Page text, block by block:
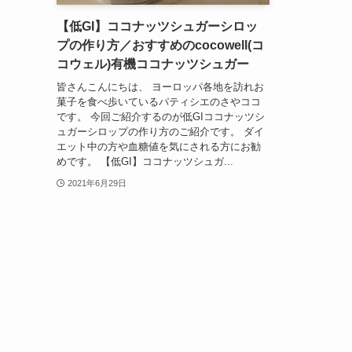
【低GI】ココナッツシュガーシロッ
プの作り方／おすすめのcocowell(コ
コウェル)有機ココナッツシュガー
皆さんこんにちは、 ヨーロッパ各地を訪れお
菓子を食べ歩いているパティシエのさやココ
です。 今回ご紹介するのが低GIココナッツシ
ュガーシロップの作り方のご紹介です。 ダイ
エット中の方や血糖値を気にされる方にお勧
めです。 【低GI】ココナッツシュガ...
2021年6月29日